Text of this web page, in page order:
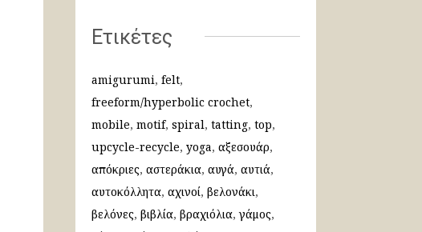
Ετικέτες
amigurumi felt
freeform/hyperbolic crochet
mobile motif spiral tatting top
upcycle-recycle yoga αξεσουάρ
απόκριες αστεράκια αυγά αυτιά
αυτοκόλλητα αχινοί βελονάκι
βελόνες βιβλία βραχιόλια γάμος